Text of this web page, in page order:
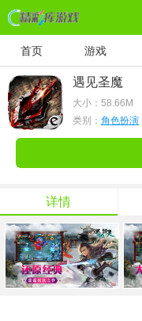
首页 游戏
遇见圣魔
大小： 58.66M
类别： 角色扮演
详情